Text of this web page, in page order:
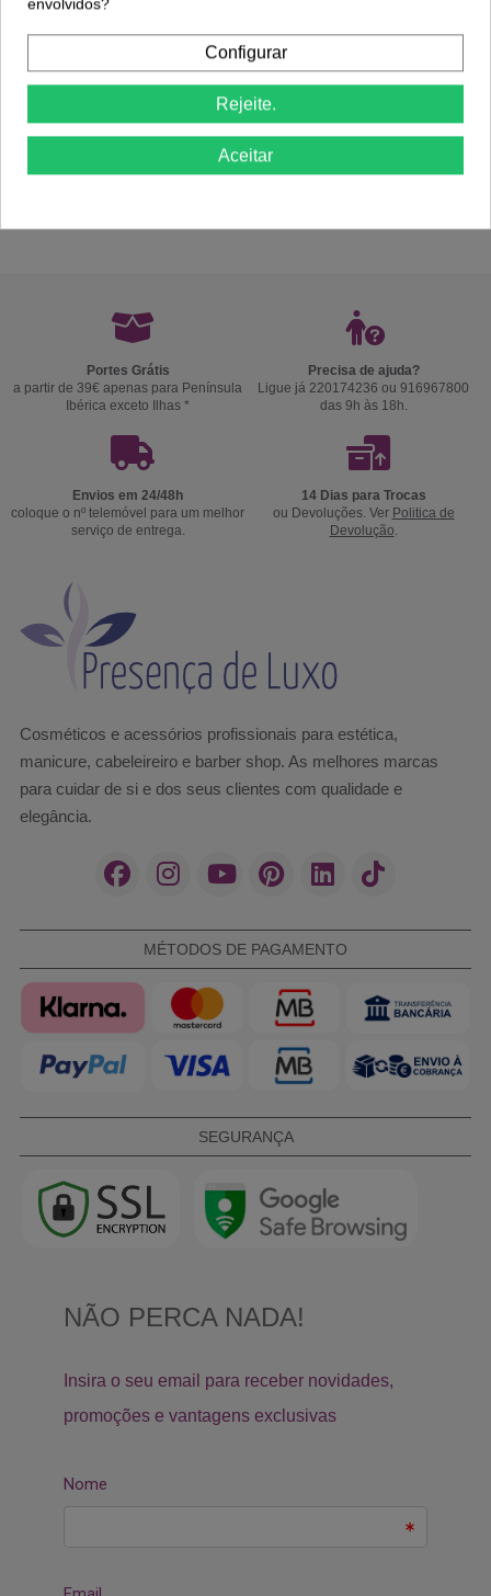
Portes Grátis
a partir de 39€ apenas para Península
Ibérica exceto Ilhas *
Precisa de ajuda?
Ligue já 220174236 ou 916967800
das 9h às 18h.
Envios em 24/48h
coloque o nº telemóvel para um melhor
serviço de entrega.
14 Dias para Trocas
ou Devoluções. Ver Politica de
Devolução.
Cosméticos e acessórios profissionais para estética,
manicure, cabeleireiro e barber shop. As melhores marcas
para cuidar de si e dos seus clientes com qualidade e
elegância.
MÉTODOS DE PAGAMENTO
SEGURANÇA
Configurar
Rejeite.
Aceitar